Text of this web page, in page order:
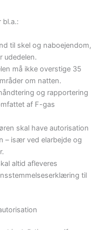
bl.a.:
til skel og naboejendom,
udedelen.
må ikke overstige 35
om natten.
og rapportering
af F-gas
skal have autorisation
– især ved elarbejde og
altid afleveres
til